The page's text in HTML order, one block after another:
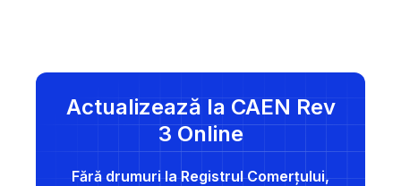
Actualizează la CAEN Rev
3 Online
Fără drumuri la Registrul Comerțului,